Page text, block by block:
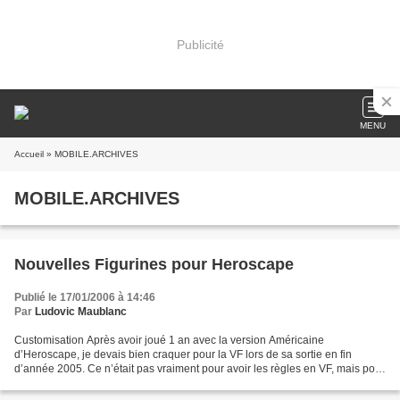
Publicité
MENU
Accueil » MOBILE.ARCHIVES
MOBILE.ARCHIVES
Nouvelles Figurines pour Heroscape
Publié le 17/01/2006 à 14:46
Par Ludovic Maublanc
Customisation Après avoir joué 1 an avec la version Américaine
d’Heroscape, je devais bien craquer pour la VF lors de sa sortie en fin
d’année 2005. Ce n’était pas vraiment pour avoir les règles en VF, mais pour